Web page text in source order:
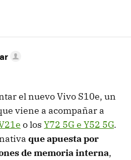
el nuevo Vivo S10e, un
viene a acompañar a
o los Y72 5G e Y52 5G.
que apuesta por
de memoria interna,